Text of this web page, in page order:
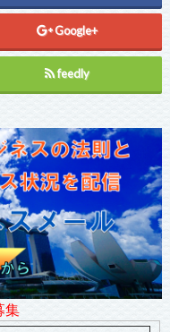
Google+
feedly
集